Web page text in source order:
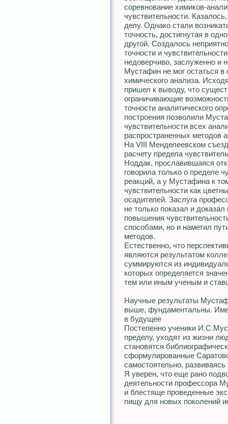
соревнование химиков-
чувствительности.
делу. Однако стали
точность, достигнутая в
другой. Создалось
точности и
недоверчиво, заслуженно и
Мустафин не мог остаться в
химического анализа.
пришел к выводу, что
ограничивающие
точности аналитического
построения позволили
чувствительности всех
распространенных методов
На VIII Менделеевском
расчету предела
Ноддак, прославившаяся
говорила только о пределе
реакций, а у Мустафина к
чувствительности как
осадителей. Заслуга
не только показал и
повышения
способами, но и наметил
методов.
Естественно, что
являются результатом
суммируются из
которых определяется
тем или иным ученым и
Научные результаты
выше, фундаментальны.
в будущее
Постепенно ученики
пределу, уходят из жизни
становятся
сформулированные
самостоятельно,
Я уверен, что еще рано
деятельности профессора
и блестяще проведенные
пищу для новых поколений